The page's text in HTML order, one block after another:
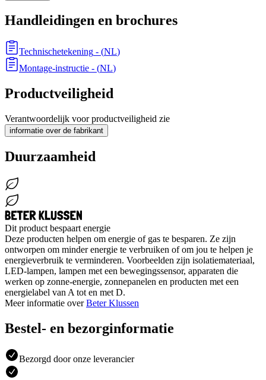
Handleidingen en brochures
Technischetekening - (NL)
Montage-instructie - (NL)
Productveiligheid
Verantwoordelijk voor productveiligheid zie
informatie over de fabrikant
Duurzaamheid
Dit product bespaart energie
Deze producten helpen om energie of gas te besparen. Ze zijn
ontworpen om minder energie te verbruiken of om jou te helpen je
energieverbruik te verminderen. Voorbeelden zijn isolatiemateriaal,
LED-lampen, lampen met een bewegingssensor, apparaten die
werken op zonne-energie, zonnepanelen en producten met een
energielabel van A tot en met D.
Meer informatie overBeter Klussen
Bestel- en bezorginformatie
Bezorgd door onze leverancier